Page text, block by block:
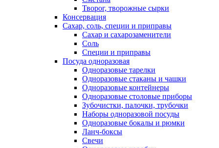
Творог, творожные сырки
Консервация
Сахар, соль, специи и приправы
Сахар и сахарозаменители
Соль
Специи и приправы
Посуда одноразовая
Одноразовые тарелки
Одноразовые стаканы и чашки
Одноразовые контейнеры
Одноразовые столовые приборы
Зубочистки, палочки, трубочки
Наборы одноразовой посуды
Одноразовые бокалы и рюмки
Ланч-боксы
Свечи